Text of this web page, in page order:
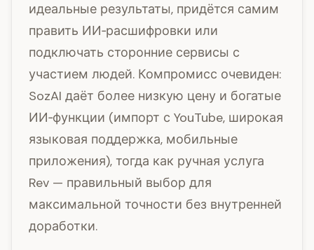
идеальные результаты, придётся самим
править ИИ‑расшифровки или
подключать сторонние сервисы с
участием людей. Компромисс очевиден:
SozAI даёт более низкую цену и богатые
ИИ‑функции (импорт с YouTube, широкая
языковая поддержка, мобильные
приложения), тогда как ручная услуга
Rev — правильный выбор для
максимальной точности без внутренней
доработки.